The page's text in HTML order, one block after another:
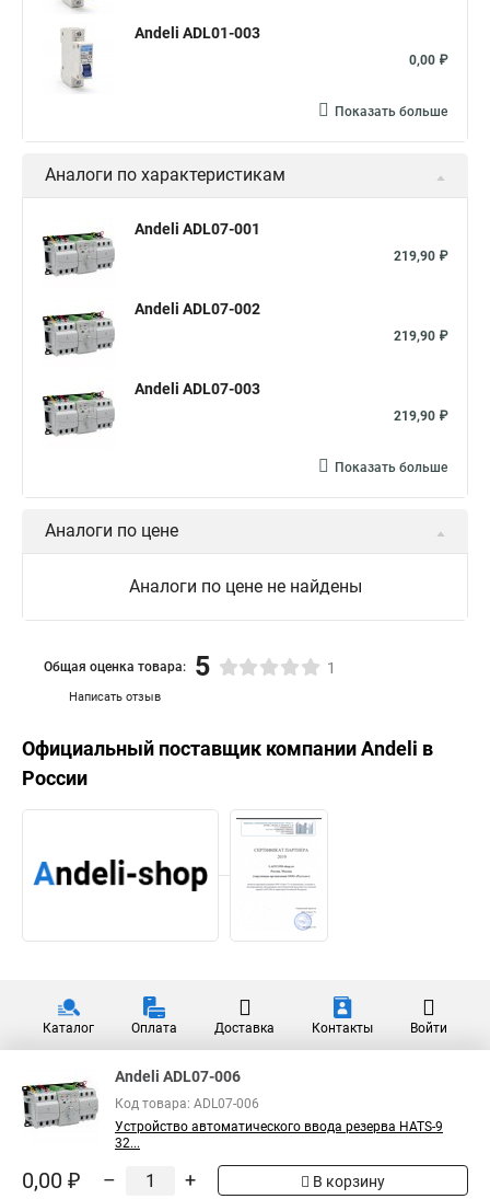
Andeli ADL01-003
0,00 ₽
Показать больше
Аналоги по характеристикам
Andeli ADL07-001
219,90 ₽
Andeli ADL07-002
219,90 ₽
Andeli ADL07-003
219,90 ₽
Показать больше
Аналоги по цене
Аналоги по цене не найдены
Написать отзыв
Общая оценка товара: 5 1
Официальный поставщик компанииAndeli в
России
Каталог Оплата Доставка Контакты Войти
Andeli ADL07-006
Код товара: ADL07-006
Устройство автоматического ввода резерва HATS-9
32...
0,00 ₽ – + В корзину